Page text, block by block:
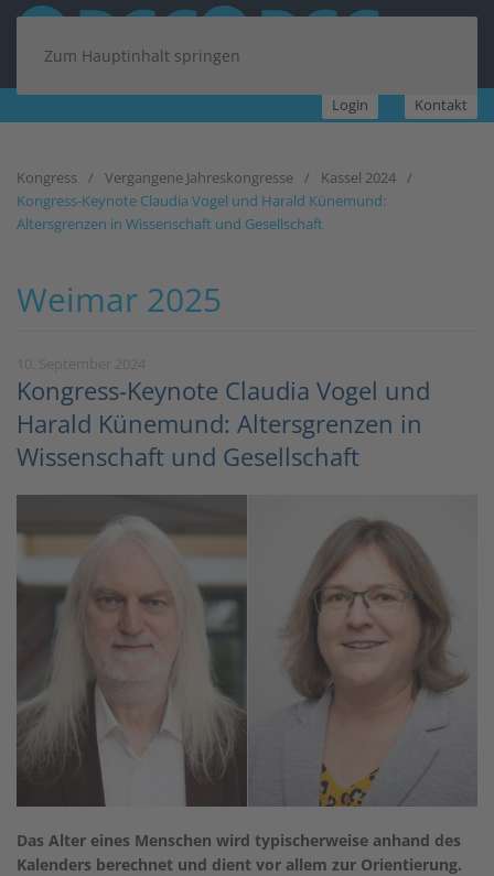
Zum Hauptinhalt springen
Login Kontakt
Kongress Vergangene Jahreskongresse
Kassel 2024
Kongress-Keynote Claudia Vogel und Harald Künemund:
Altersgrenzen in Wissenschaft und Gesellschaft
Weimar 2025
Kongress-Keynote Claudia Vogel und
Harald Künemund: Altersgrenzen in
Wissenschaft und Gesellschaft
Das Alter eines Menschen wird typischerweise anhand des
Kalenders berechnet und dient vor allem zur Orientierung.